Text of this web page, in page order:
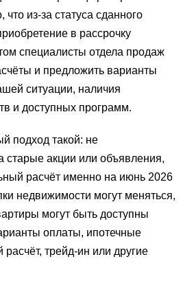
что из-за статуса сданного
в рассрочку
специалисты отдела продаж
и предложить варианты
ситуации, наличия
и доступных программ.
подход такой: не
старые акции или объявления,
расчёт именно на июнь 2026
недвижимости могут меняться,
могут быть доступны
оплаты, ипотечные
трейд-ин или другие